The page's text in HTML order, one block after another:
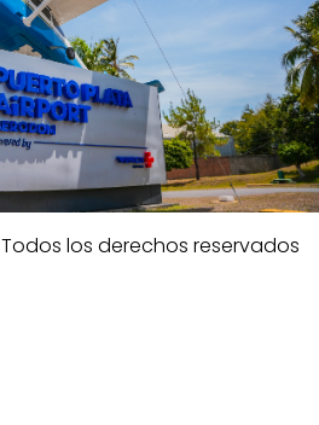
Todos los derechos reservados